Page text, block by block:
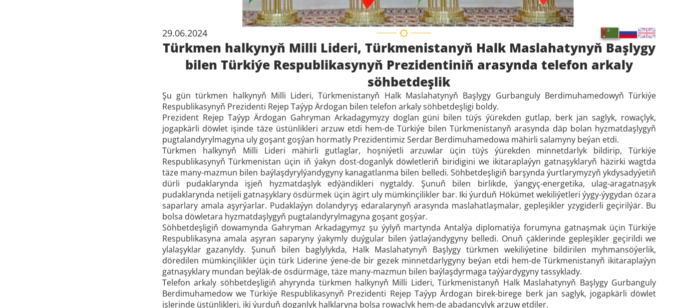
29.06.2024
Türkmen halkynyň Milli Lideri, Türkmenistanyň Halk Maslahatynyň Başlygy
bilen Türkiýe Respublikasynyň Prezidentiniň arasynda telefon arkaly
söhbetdeşlik
Şu gün türkmen halkynyň Milli Lideri, Türkmenistanyň Halk Maslahatynyň Başlygy Gurbanguly Berdimuhamedowyň Türkiýe
Respublikasynyň Prezidenti Rejep Taýyp Ärdogan bilen telefon arkaly söhbetdeşligi boldy.
Prezident Rejep Taýyp Ärdogan Gahryman Arkadagymyzy doglan güni bilen tüýs ýürekden gutlap, berk jan saglyk, rowaçlyk,
jogapkärli döwlet işinde täze üstünlikleri arzuw etdi hem-de Türkiýe bilen Türkmenistanyň arasynda däp bolan hyzmatdaşlygyň
pugtalandyrylmagyna uly goşant goşýan hormatly Prezidentimiz Serdar Berdimuhamedowa mähirli salamyny beýan etdi.
Türkmen halkynyň Milli Lideri mähirli gutlaglar, hoşniýetli arzuwlar üçin tüýs ýürekden minnetdarlyk bildirip, Türkiýe
Respublikasynyň Türkmenistan üçin iň ýakyn dost-doganlyk döwletleriň biridigini we ikitaraplaýyn gatnaşyklaryň häzirki wagtda
täze many-mazmun bilen baýlaşdyrylýandygyny kanagatlanma bilen belledi. Söhbetdeşligiň barşynda ýurtlarymyzyň ykdysadyýetiň
dürli pudaklarynda işjeň hyzmatdaşlyk edýändikleri nygtaldy. Şunuň bilen birlikde, ýangyç-energetika, ulag-aragatnaşyk
pudaklarynda netijeli gatnaşyklary ösdürmek üçin ägirt uly mümkinçilikler bar. Iki ýurduň Hökümet wekiliýetleri ýygy-ýygydan özara
saparlary amala aşyrýarlar. Pudaklaýyn dolandyryş edaralarynyň arasynda maslahatlaşmalar, gepleşikler yzygiderli geçirilýär. Bu
bolsa döwletara hyzmatdaşlygyň pugtalandyrylmagyna goşant goşýar.
Söhbetdeşligiň dowamynda Gahryman Arkadagymyz şu ýylyň martynda Antalýa diplomatiýa forumyna gatnaşmak üçin Türkiýe
Respublikasyna amala aşyran saparyny ýakymly duýgular bilen ýatlaýandygyny belledi. Onuň çäklerinde gepleşikler geçirildi we
ylalaşyklar gazanyldy. Şunuň bilen baglylykda, Halk Maslahatynyň Başlygy türkmen wekiliýetine bildirilen myhmansöýerlik,
döredilen mümkinçilikler üçin türk Liderine ýene-de bir gezek minnetdarlygyny beýan etdi hem-de Türkmenistanyň ikitaraplaýyn
gatnaşyklary mundan beýläk-de ösdürmäge, täze many-mazmun bilen baýlaşdyrmaga taýýardygyny tassyklady.
Telefon arkaly söhbetdeşligiň ahyrynda türkmen halkynyň Milli Lideri, Türkmenistanyň Halk Maslahatynyň Başlygy Gurbanguly
Berdimuhamedow we Türkiýe Respublikasynyň Prezidenti Rejep Taýyp Ärdogan birek-birege berk jan saglyk, jogapkärli döwlet
işlerinde üstünlikleri, iki ýurduň doganlyk halklaryna bolsa rowaçlyk hem-de abadançylyk arzuw etdiler.